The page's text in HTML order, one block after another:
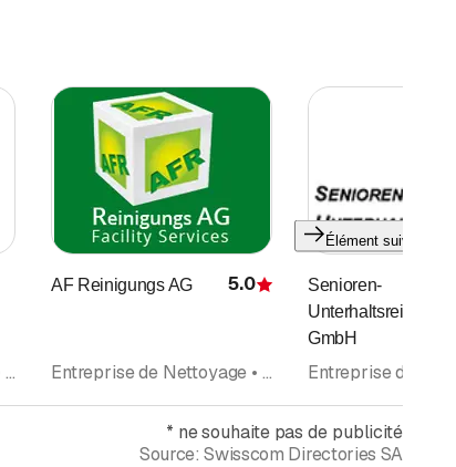
Entreprise de Nettoyage • Nettoyages et entretien • Nettoyage de bâtiments • Conciergerie, Entretien d'immeuble • Conciergerie privée • Nettoyage d'appartements • Facility Management
AF Reinigungs AG Évaluation
5.0
Entreprise de Nettoyage • Conciergerie, Entretien d'immeuble • Nettoyage de bâtiments • Nettoyages et entretien • Nettoyage d'appartements • Facility Management • Déménagements
Senioren-
Unterhaltsreinigung
GmbH
Élément suivant
* ne souhaite pas de publicité
Source: Swisscom Directories SA